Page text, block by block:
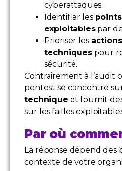
cyberattaques.
Identifier les points
exploitables par
Prioriser les
techniques pour
sécurité.
Contrairement à l’audit
pentest se concentre
technique et fournit
sur les failles
Par où
La réponse dépend des
contexte de votre